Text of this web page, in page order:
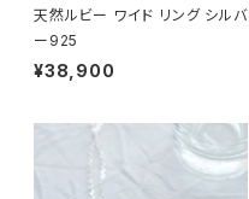
天然ルビー ワイド リング シルバ
ー925
¥38,900